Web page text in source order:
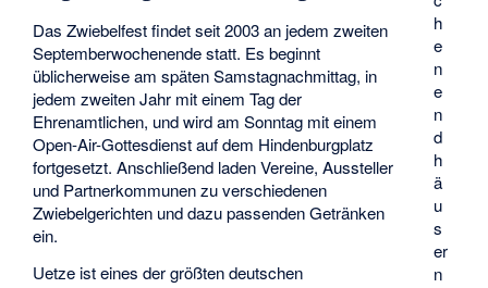
h
e
n
e
n
d
h
ä
u
s
er
n
Das Zwiebelfest findet seit 2003 an jedem zweiten
Septemberwochenende statt. Es beginnt
üblicherweise am späten Samstagnachmittag, in
jedem zweiten Jahr mit einem Tag der
Ehrenamtlichen, und wird am Sonntag mit einem
Open-Air-Gottesdienst auf dem Hindenburgplatz
fortgesetzt. Anschließend laden Vereine, Aussteller
und Partnerkommunen zu verschiedenen
Zwiebelgerichten und dazu passenden Getränken
ein.
Uetze ist eines der größten deutschen